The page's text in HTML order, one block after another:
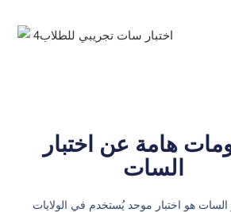
هامة عن اختبار
السات
السات هو اختبار موحد يُستخدم في الولايات